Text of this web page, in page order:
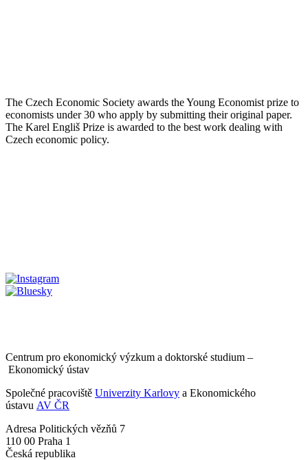
The Czech Economic Society awards the Young Economist prize to
economists under 30 who apply by submitting their original paper.
The Karel Engliš Prize is awarded to the best work dealing with
Czech economic policy.
Centrum pro ekonomický výzkum a doktorské studium –
Ekonomický ústav
Společné pracoviště Univerzity Karlovy a Ekonomického
ústavu AV ČR
Adresa Politických vězňů 7
110 00 Praha 1
Česká republika